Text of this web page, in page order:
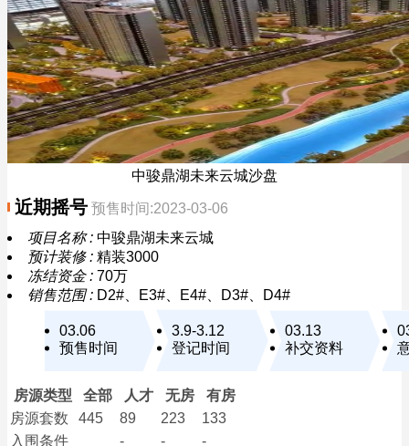
中骏鼎湖未来云城沙盘
近期摇号 预售时间:2023-03-06
项目名称 : 中骏鼎湖未来云城
预计装修 : 精装3000
冻结资金 : 70万
销售范围 : D2#、E3#、E4#、D3#、D4#
03.06
预售时间
3.9-3.12
登记时间
03.13
补交资料
房源类型 全部 人才 无房
有房
房源套数
445 89 223
133
入围条件
- -
-